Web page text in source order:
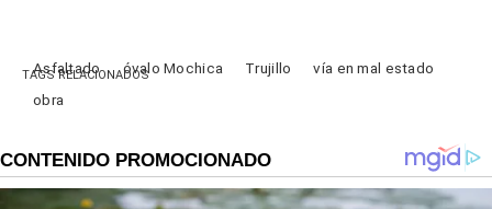
TAGS RELACIONADOS
Asfaltado óvalo Mochica Trujillo
vía en mal estado
obra